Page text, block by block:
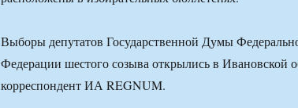
Выборы депутатов Государственной Думы
Федерации шестого созыва открылись в Ивановской
корреспондент ИА REGNUM.